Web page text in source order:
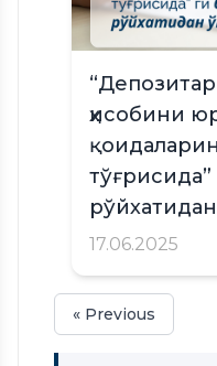
ҳисобини
17.06.2025
« Previous